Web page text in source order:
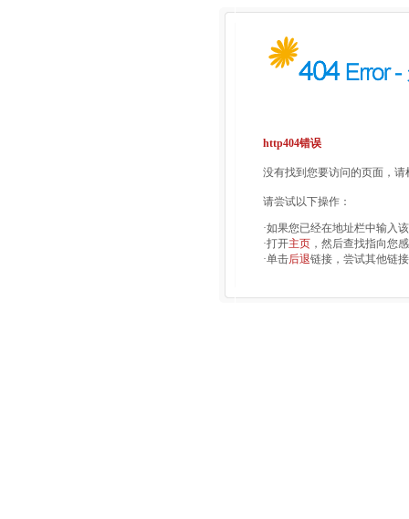
http404错误
没有找到您要访问的页面，
请尝试以下操作：
·如果您已经在地址栏中输入
·打开主页 ，然后查找指向您
·单击后退链接，尝试其他链